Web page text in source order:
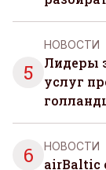
5
НОВОСТИ
Лидеры
услуг
6 НОВОСТИ
airBaltic